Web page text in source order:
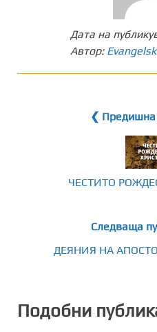
Дата на
Автор:
❮ Предишна
ЧЕСТИТО
Следваща
ДЕЯНИЯ НА
Подобни